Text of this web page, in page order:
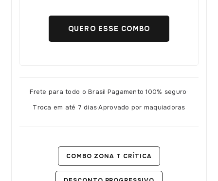
QUERO ESSE COMBO
Frete para todo o Brasil·Pagamento 100% seguro·
Troca em até 7 dias·Aprovado por maquiadoras
COMBO ZONA T CRÍTICA